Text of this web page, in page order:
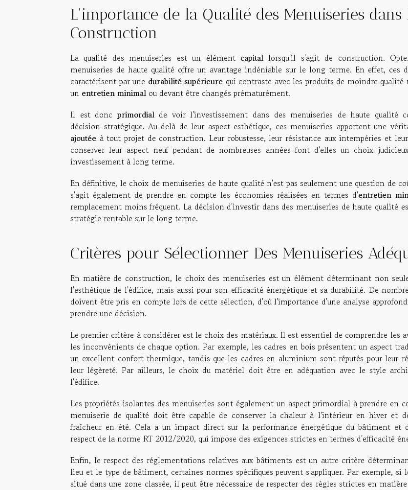
L'importance de la Qualité des Menuiseries dans
Construction
La qualité des menuiseries est un élément capital lorsqu'il s'agit de construction.
menuiseries de haute qualité offre un avantage indéniable sur le long terme. En effet, ces
caractérisent par une durabilité supérieure qui contraste avec les produits de moindre qualité
un entretien minimal ou devant être changés prématurément.
Il est donc primordialde voir l'investissement dans des menuiseries de haute qualité
décision stratégique. Au-delà de leur aspect esthétique, ces menuiseries apportent une
ajoutée à tout projet de construction. Leur robustesse, leur résistance aux intempéries et
conserver leur aspect neuf pendant de nombreuses années font d'elles un choix
investissement à long terme.
En définitive, le choix de menuiseries de haute qualité n'est pas seulement une question de
s'agit également de prendre en compte les économies réalisées en termes d'entretien
remplacement moins fréquent. La décision d'investir dans des menuiseries de haute qualité
stratégie rentable sur le long terme.
Critères pour Sélectionner Des Menuiseries
En matière de construction, le choix des menuiseries est un élément déterminant non
l'esthétique de l'édifice, mais aussi pour son efficacité énergétique et sa durabilité. De
doivent être pris en compte lors de cette sélection, d'où l'importance d'une analyse
prendre une décision.
Le premier critère à considérer est le choix des matériaux. Il est essentiel de comprendre les
les inconvénients de chaque option. Par exemple, les cadres en bois présentent un aspect
un excellent confort thermique, tandis que les cadres en aluminium sont réputés pour leur
leur légèreté. Par ailleurs, le choix du matériel doit être en adéquation avec le style
l'édifice.
Les propriétés isolantes des menuiseries sont également un aspect primordial à prendre en
menuiserie de qualité doit être capable de conserver la chaleur à l'intérieur en hiver et
fraîcheur en été. Cela a un impact direct sur la performance énergétique du bâtiment et
respect de la norme RT 2012/2020, qui impose des exigences strictes en termes d'efficacité
Enfin, le respect des réglementations relatives aux bâtiments est un autre critère
lieu et le type de bâtiment, certaines normes spécifiques peuvent s'appliquer. Par exemple, si
situé dans une zone classée, il peut être nécessaire de respecter des règles strictes en